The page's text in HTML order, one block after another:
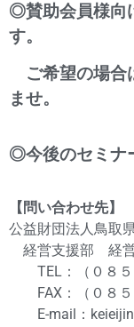
◎賛助会員様向
す。
ご希望の場合
ませ。
◎今後のセミナ
【問い合わせ先】
公益財団法人鳥取
経営支援部 経営
TEL：（０８５
FAX：（０８５
E-mail：